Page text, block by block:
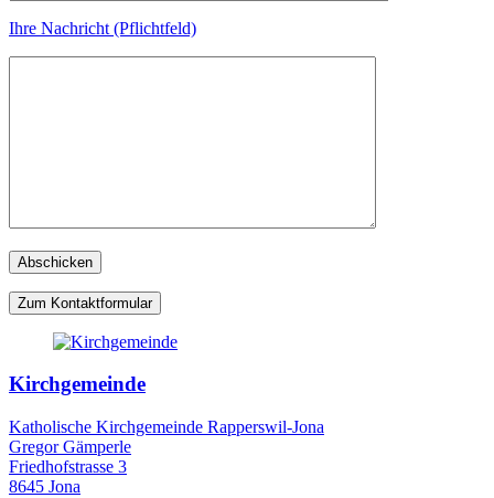
Ihre Nachricht (Pflichtfeld)
Zum Kontaktformular
Kirchgemeinde
Katholische Kirchgemeinde Rapperswil-Jona
Gregor Gämperle
Friedhofstrasse 3
8645 Jona